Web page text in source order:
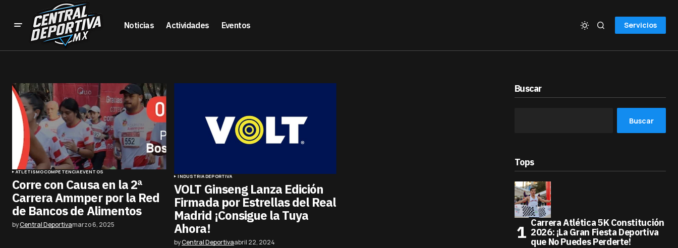
Noticias Actividades Eventos Servicios
ATLETISMOCOMPETENCIAEVENTOS
Corre con Causa en la 2ª
Carrera Ammper por la Red
de Bancos de Alimentos
byCentral Deportivamarzo 6, 2025
INDUSTRIA DEPORTIVA
VOLT Ginseng Lanza Edición
Firmada por Estrellas del Real
Madrid ¡Consigue la Tuya
Ahora!
byCentral Deportivaabril 22, 2024
Buscar
Buscar
Tops
Carrera Atlética 5K Constitución
2026: ¡La Gran Fiesta Deportiva
que No Puedes Perderte!